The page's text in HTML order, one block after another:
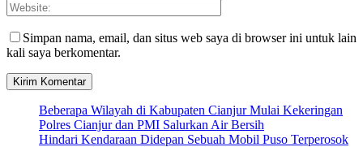
Simpan nama, email, dan situs web saya di browser ini untuk lain
kali saya berkomentar.
Beberapa Wilayah di Kabupaten Cianjur Mulai Kekeringan
Polres Cianjur dan PMI Salurkan Air Bersih
Hindari Kendaraan Didepan Sebuah Mobil Puso Terperosok